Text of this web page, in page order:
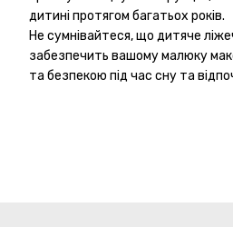
дитині протягом багатьох років.
Не сумнівайтеся, що дитяче
забезпечить вашому малюку
та безпекою під час сну та